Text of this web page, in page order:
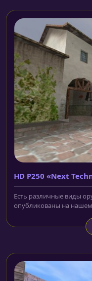
HD P250 «Next
Есть различные виды
опубликованы на нашем